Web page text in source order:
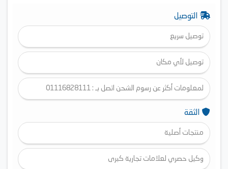
التوصيل
توصيل سريع
توصيل لأي مكان
لمعلومات أكثر عن رسوم الشحن اتصل بـ : 01116828111
الثقة
منتجات أصلية
وكيل حصري لعلامات تجارية كبرى